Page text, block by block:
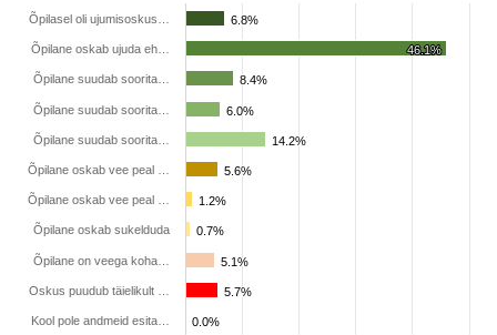
6.8%
6.8%
46.1%
46.1%
8.4%
8.4%
6.0%
6.0%
14.2%
14.2%
5.6%
5.6%
1.2%
1.2%
0.7%
0.7%
5.1%
5.1%
5.7%
5.7%
0.0%
0.0%
Õpilasel oli ujumisoskus…
Õpilane oskab ujuda eh…
Õpilane suudab soorita…
Õpilane suudab soorita…
Õpilane suudab soorita…
Õpilane oskab vee peal …
Õpilane oskab vee peal …
Õpilane oskab sukelduda
Õpilane on veega koha…
Oskus puudub täielikult …
Kool pole andmeid esita…